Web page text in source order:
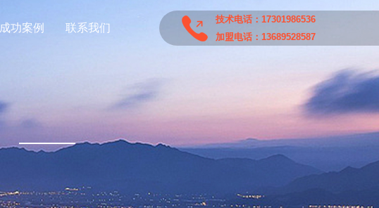
成功案例 联系我们
技术电话：17301986536
加盟电话：13689528587